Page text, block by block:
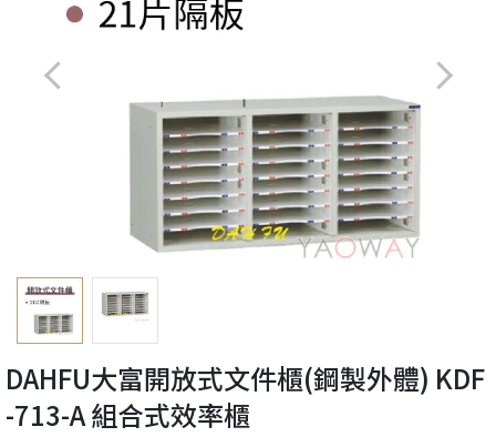
DAHFU大富開放式文件櫃(鋼製外體) KDF
-713-A 組合式效率櫃